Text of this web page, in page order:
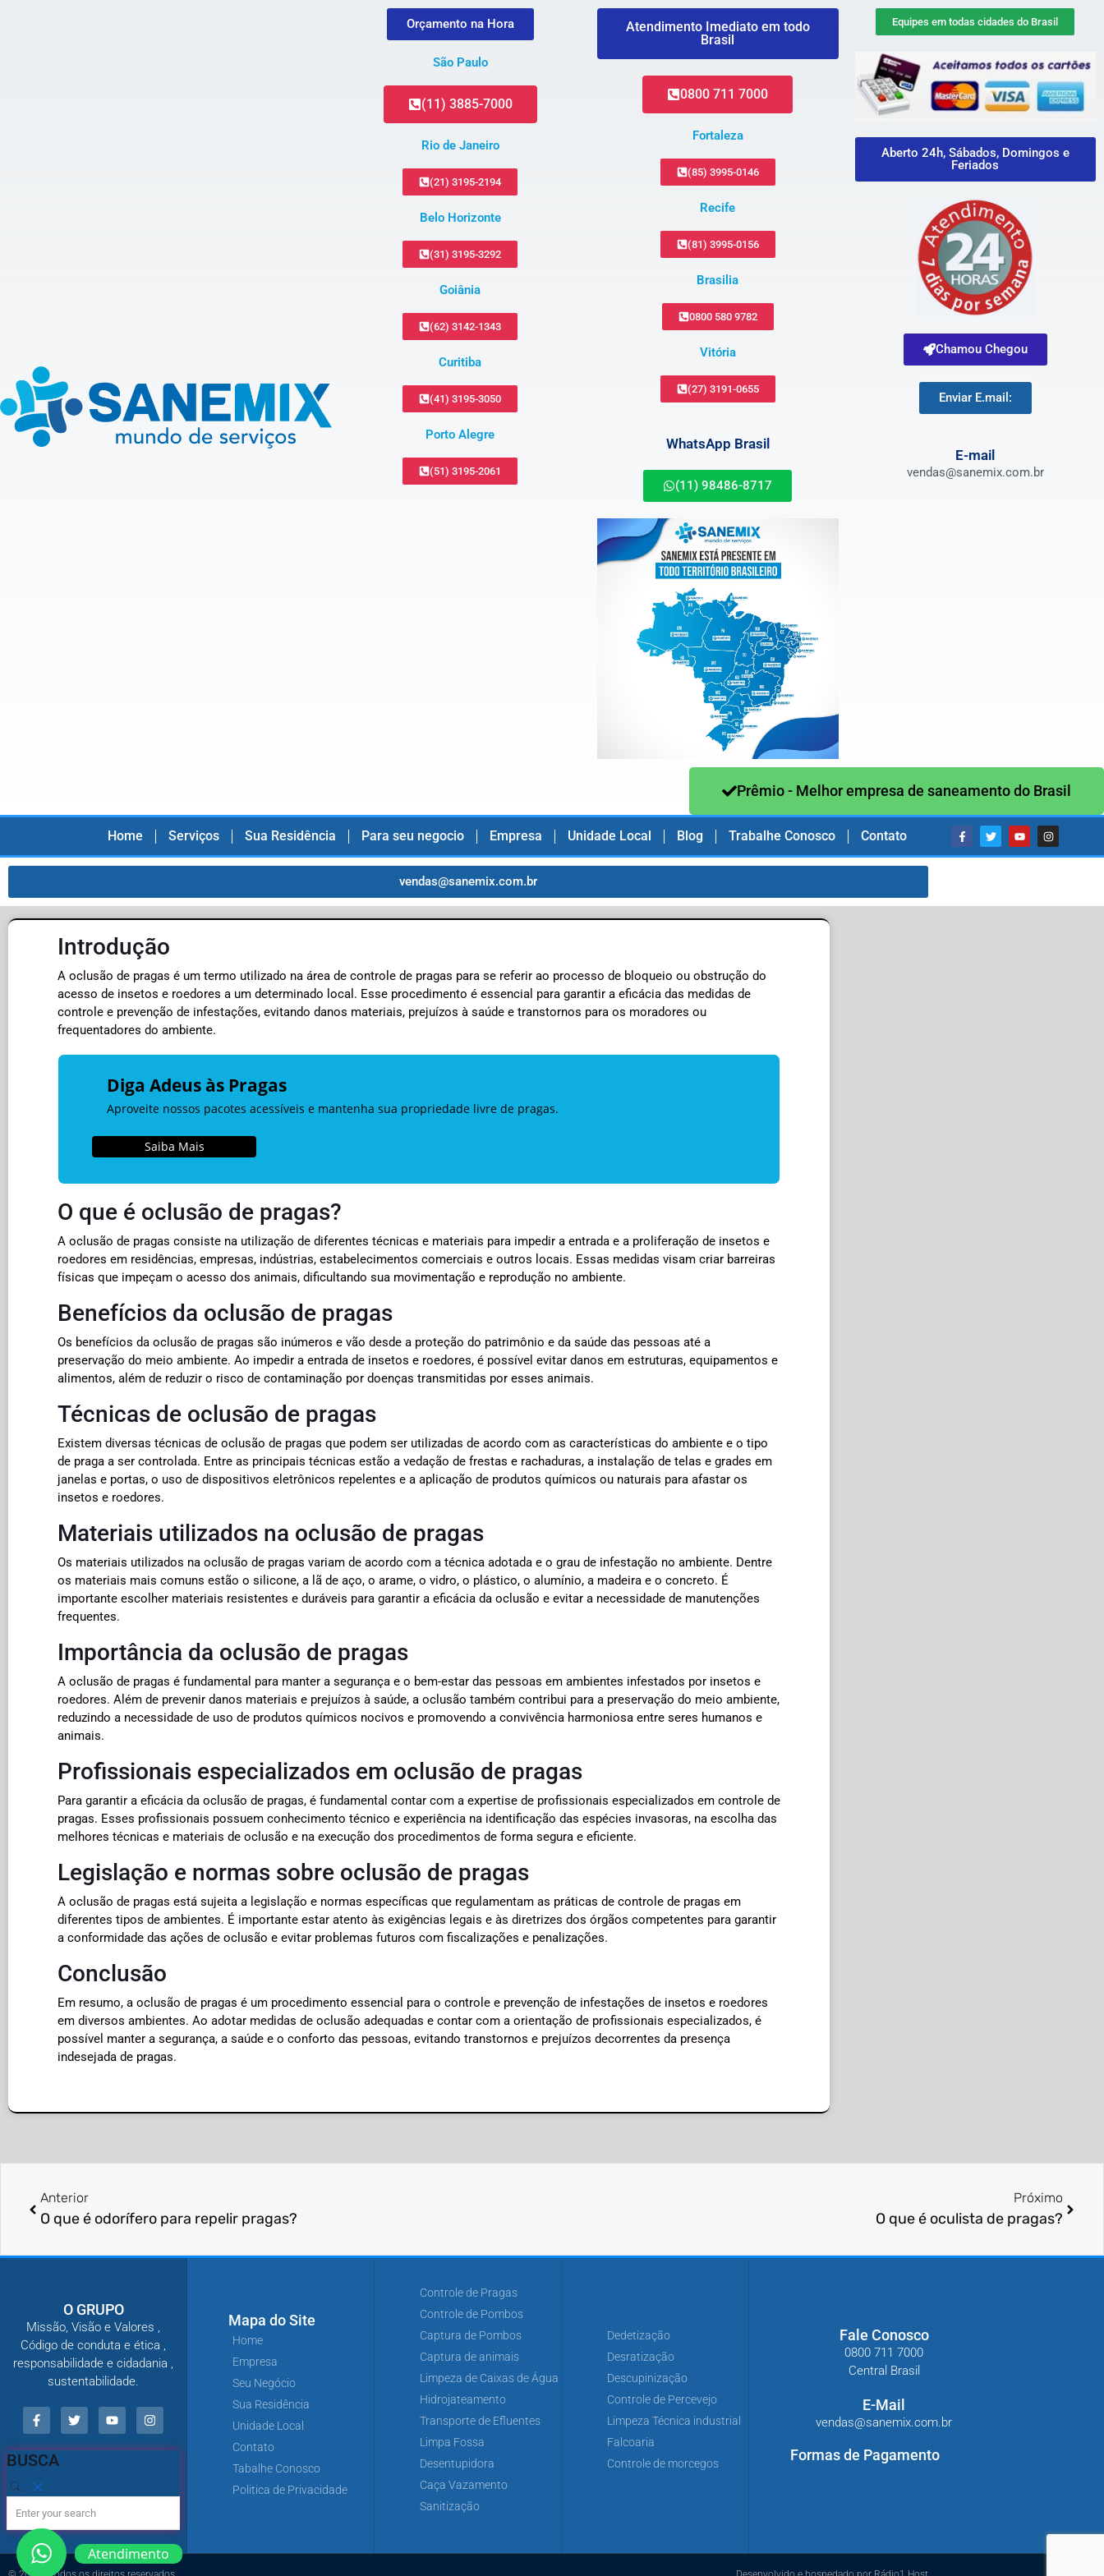
Orçamento na Hora
São Paulo
(11) 3885-7000
Rio de Janeiro
(21) 3195-2194
Belo Horizonte
(31) 3195-3292
Goiânia
(62) 3142-1343
Curitiba
(41) 3195-3050
Porto Alegre
(51) 3195-2061
Atendimento Imediato em todo
Brasil
0800 711 7000
Fortaleza
(85) 3995-0146
Recife
(81) 3995-0156
Brasilia
0800 580 9782
Vitória
(27) 3191-0655
WhatsApp Brasil
(11) 98486-8717
Equipes em todas cidades do Brasil
Aberto 24h, Sábados, Domingos e
Feriados
Chamou Chegou
Enviar E.mail:
E-mail
vendas@sanemix.com.br
Prêmio - Melhor empresa de saneamento do Brasil
Home Serviços Sua Residência Para seu negocio Empresa Unidade Local Blog Trabalhe Conosco Contato
vendas@sanemix.com.br
Introdução
A oclusão de pragas é um termo utilizado na área de controle de pragas para se referir ao processo de bloqueio ou obstrução do
acesso de insetos e roedores a um determinado local. Esse procedimento é essencial para garantir a eficácia das medidas de
controle e prevenção de infestações, evitando danos materiais, prejuízos à saúde e transtornos para os moradores ou
frequentadores do ambiente.
Diga Adeus às Pragas
Aproveite nossos pacotes acessíveis e mantenha sua propriedade livre de pragas.
Saiba Mais
O que é oclusão de pragas?
A oclusão de pragas consiste na utilização de diferentes técnicas e materiais para impedir a entrada e a proliferação de insetos e
roedores em residências, empresas, indústrias, estabelecimentos comerciais e outros locais. Essas medidas visam criar barreiras
físicas que impeçam o acesso dos animais, dificultando sua movimentação e reprodução no ambiente.
Benefícios da oclusão de pragas
Os benefícios da oclusão de pragas são inúmeros e vão desde a proteção do patrimônio e da saúde das pessoas até a
preservação do meio ambiente. Ao impedir a entrada de insetos e roedores, é possível evitar danos em estruturas, equipamentos e
alimentos, além de reduzir o risco de contaminação por doenças transmitidas por esses animais.
Técnicas de oclusão de pragas
Existem diversas técnicas de oclusão de pragas que podem ser utilizadas de acordo com as características do ambiente e o tipo
de praga a ser controlada. Entre as principais técnicas estão a vedação de frestas e rachaduras, a instalação de telas e grades em
janelas e portas, o uso de dispositivos eletrônicos repelentes e a aplicação de produtos químicos ou naturais para afastar os
insetos e roedores.
Materiais utilizados na oclusão de pragas
Os materiais utilizados na oclusão de pragas variam de acordo com a técnica adotada e o grau de infestação no ambiente. Dentre
os materiais mais comuns estão o silicone, a lã de aço, o arame, o vidro, o plástico, o alumínio, a madeira e o concreto. É
importante escolher materiais resistentes e duráveis para garantir a eficácia da oclusão e evitar a necessidade de manutenções
frequentes.
Importância da oclusão de pragas
A oclusão de pragas é fundamental para manter a segurança e o bem-estar das pessoas em ambientes infestados por insetos e
roedores. Além de prevenir danos materiais e prejuízos à saúde, a oclusão também contribui para a preservação do meio ambiente,
reduzindo a necessidade de uso de produtos químicos nocivos e promovendo a convivência harmoniosa entre seres humanos e
animais.
Profissionais especializados em oclusão de pragas
Para garantir a eficácia da oclusão de pragas, é fundamental contar com a expertise de profissionais especializados em controle de
pragas. Esses profissionais possuem conhecimento técnico e experiência na identificação das espécies invasoras, na escolha das
melhores técnicas e materiais de oclusão e na execução dos procedimentos de forma segura e eficiente.
Legislação e normas sobre oclusão de pragas
A oclusão de pragas está sujeita a legislação e normas específicas que regulamentam as práticas de controle de pragas em
diferentes tipos de ambientes. É importante estar atento às exigências legais e às diretrizes dos órgãos competentes para garantir
a conformidade das ações de oclusão e evitar problemas futuros com fiscalizações e penalizações.
Conclusão
Em resumo, a oclusão de pragas é um procedimento essencial para o controle e prevenção de infestações de insetos e roedores
em diversos ambientes. Ao adotar medidas de oclusão adequadas e contar com a orientação de profissionais especializados, é
possível manter a segurança, a saúde e o conforto das pessoas, evitando transtornos e prejuízos decorrentes da presença
indesejada de pragas.
Anterior
O que é odorífero para repelir pragas?
Próximo
O que é oculista de pragas?
O GRUPO
Missão, Visão e Valores ,
Código de conduta e ética ,
responsabilidade e cidadania ,
sustentabilidade.
BUSCA
Mapa do Site
Home
Empresa
Seu Negócio
Sua Residência
Unidade Local
Contato
Tabalhe Conosco
Politica de Privacidade
Controle de Pragas
Controle de Pombos
Captura de Pombos
Captura de animais
Limpeza de Caixas de Água
Hidrojateamento
Transporte de Efluentes
Limpa Fossa
Desentupidora
Caça Vazamento
Sanitização
Dedetização
Desratização
Descupinização
Controle de Percevejo
Limpeza Técnica industrial
Falcoaria
Controle de morcegos
Fale Conosco
0800 711 7000
Central Brasil
E-Mail
vendas@sanemix.com.br
Formas de Pagamento
Atendimento